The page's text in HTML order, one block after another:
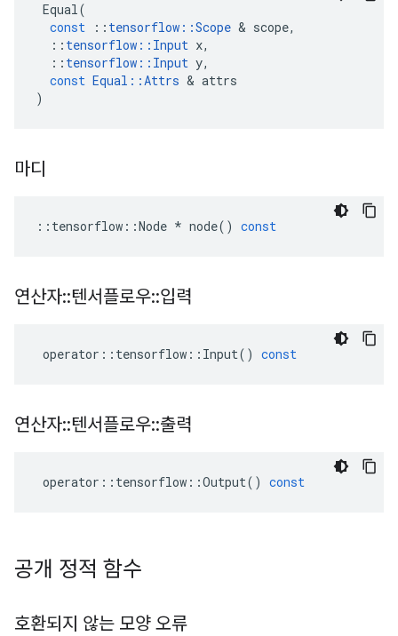
Equal(
const
:: tensorflow ::Scope & scope,
:: tensorflow :: Input x,
:: tensorflow :: Input y,
const Equal ::Attrs & attrs
)
마디
:: tensorflow ::Node * node() const
연산자::텐서플로우::입력
operator :: tensorflow :: Input() const
연산자::텐서플로우::출력
operator :: tensorflow ::Output() const
공개 정적 함수
호환되지 않는 모양 오류